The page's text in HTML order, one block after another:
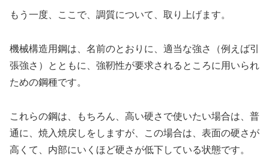
もう一度、ここで、調質について、取り上げます。
機械構造用鋼は、名前のとおりに、適当な強さ（例えば引
張強さ）とともに、強靭性が要求されるところに用いられ
ための鋼種です。
これらの鋼は、もちろん、高い硬さで使いたい場合は、普
通に、焼入焼戻しをしますが、この場合は、表面の硬さが
高くて、内部にいくほど硬さが低下している状態です。